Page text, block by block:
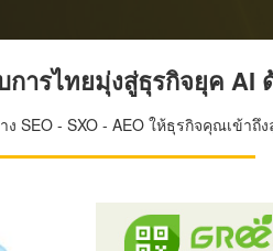
ารไทยมุ่งสู่ธุรกิจยุค AI
SEO - SXO - AEO ให้ธุรกิจคุณเข้า